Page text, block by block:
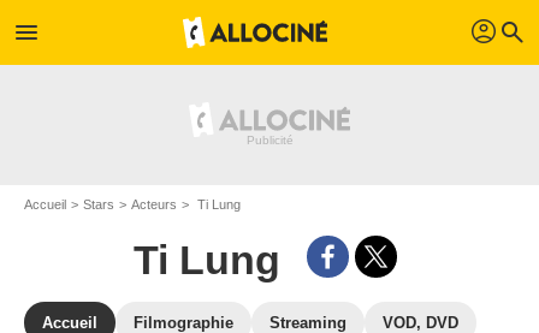
menu profil search
Accueil Stars Acteurs Ti Lung
Ti Lung
Accueil Filmographie Streaming VOD, DVD